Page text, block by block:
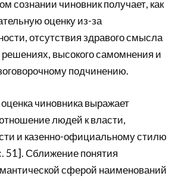
сознании чиновник получает, как
оценку из-за
отсутствия здравого смысла
высокого самомнения и
подчинению.
чиновника выражает
людей к власти,
и казенно-официальному стилю
51]. Сближение понятия
сферой наименований